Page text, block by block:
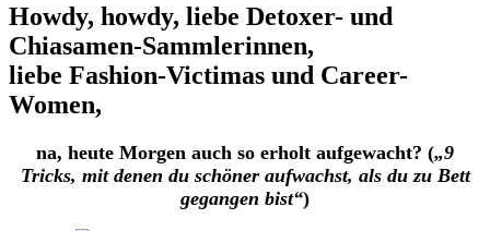
Howdy, howdy, liebe Detoxer- und
Chiasamen-Sammlerinnen,
liebe Fashion-Victimas und Career-
Women,
na, heute Morgen auch so erholt aufgewacht? („9
Tricks, mit denen du schöner aufwachst, als du zu Bett
gegangen bist“)